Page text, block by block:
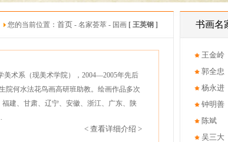
您的当前位置： 首页 - 名家荟萃 - 国画 [ 王英钢 ]
美术系（现美术学院），2004—2005年先后
院何水法花鸟画高研班助教。绘画作品多次
建、甘肃、辽宁、安徽、浙江、广东、陕
< 查看详细介绍 >
书画名
王金岭
郭全忠
杨永进
钟明善
陈斌
吴三大